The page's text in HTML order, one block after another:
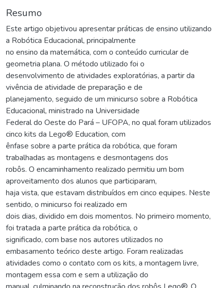
Resumo
Este artigo objetivou apresentar práticas de ensino utilizando
a Robótica Educacional, principalmente
no ensino da matemática, com o conteúdo curricular de
geometria plana. O método utilizado foi o
desenvolvimento de atividades exploratórias, a partir da
vivência de atividade de preparação e de
planejamento, seguido de um minicurso sobre a Robótica
Educacional, ministrado na Universidade
Federal do Oeste do Pará – UFOPA, no qual foram utilizados
cinco kits da Lego® Education, com
ênfase sobre a parte prática da robótica, que foram
trabalhadas as montagens e desmontagens dos
robôs. O encaminhamento realizado permitiu um bom
aproveitamento dos alunos que participaram,
haja vista, que estavam distribuídos em cinco equipes. Neste
sentido, o minicurso foi realizado em
dois dias, dividido em dois momentos. No primeiro momento,
foi tratada a parte prática da robótica, o
significado, com base nos autores utilizados no
embasamento teórico deste artigo. Foram realizadas
atividades como o contato com os kits, a montagem livre,
montagem essa com e sem a utilização do